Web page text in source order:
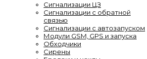
Сигнализации ЦЗ
Сигнализации с обратной
связью
Сигнализации с автозапуском
Модули GSM, GPS и запуска
Обходчики
Сирены